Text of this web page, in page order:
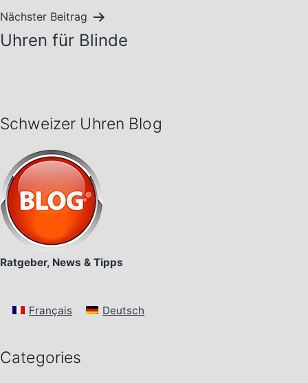
Nächster Beitrag
Uhren für Blinde
Schweizer Uhren Blog
Ratgeber, News & Tipps
Français Deutsch
Categories